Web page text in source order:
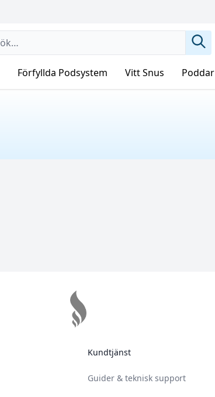
Förfyllda Podsystem Vitt Snus Poddar
Kundtjänst
Guider & teknisk support